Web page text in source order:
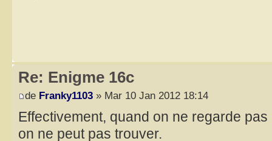
Re: Enigme 16c
de Franky1103 » Mar 10 Jan 2012 18:14
Effectivement, quand on ne regarde
on ne peut pas trouver.